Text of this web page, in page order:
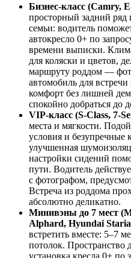
Бизнес‑класс (Camry,
просторный задний
семьи: водитель
автокресло 0+ по
времени выписки.
для коляски и цветов,
маршруту роддом —
автомобиль для
комфорт без лишней
спокойно добраться до
VIP‑класс (S‑Class,
места и мягкости.
условия и безупречные
улучшенная
настройки сидений
пути. Водитель
с фотографом,
Встреча из роддома
абсолютно деликатно.
Минивэны до 7 мест
Alphard, Hyundai
встретить вместе: 5–7
потолок. Пространство
установка кресла 0+ по